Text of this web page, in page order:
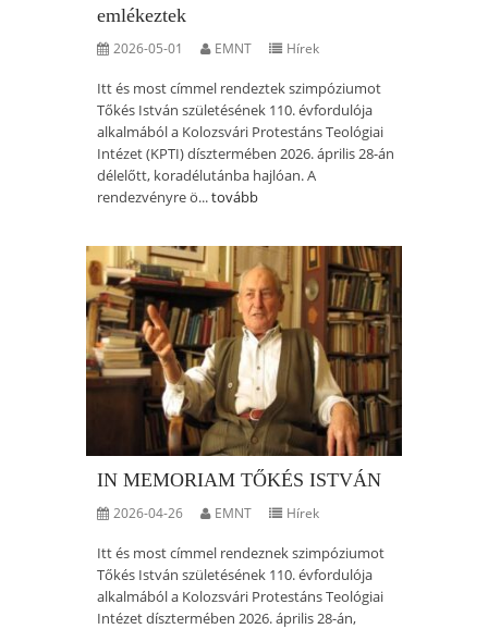
emlékeztek
2026-05-01 EMNT Hírek
Itt és most címmel rendeztek szimpóziumot
Tőkés István születésének 110. évfordulója
alkalmából a Kolozsvári Protestáns Teológiai
Intézet (KPTI) dísztermében 2026. április 28-án
délelőtt, koradélutánba hajlóan. A
rendezvényre ö...tovább
IN MEMORIAM TŐKÉS ISTVÁN
2026-04-26 EMNT Hírek
Itt és most címmel rendeznek szimpóziumot
Tőkés István születésének 110. évfordulója
alkalmából a Kolozsvári Protestáns Teológiai
Intézet dísztermében 2026. április 28-án,